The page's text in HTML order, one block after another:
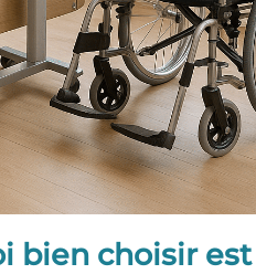
bien choisir est